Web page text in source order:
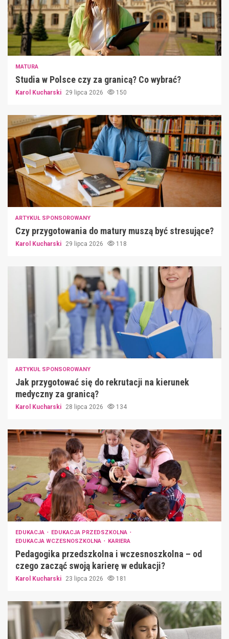
MATURA
Studia w Polsce czy za granicą? Co wybrać?
Karol Kucharski 29 lipca 2026 150
ARTYKUŁ SPONSOROWANY
Czy przygotowania do matury muszą być stresujące?
Karol Kucharski 29 lipca 2026 118
ARTYKUŁ SPONSOROWANY
Jak przygotować się do rekrutacji na kierunek
medyczny za granicą?
Karol Kucharski 28 lipca 2026 134
EDUKACJA
EDUKACJA PRZEDSZKOLNA
EDUKACJA WCZESNOSZKOLNA
KARIERA
Pedagogika przedszkolna i wczesnoszkolna – od
czego zacząć swoją karierę w edukacji?
Karol Kucharski 23 lipca 2026 181